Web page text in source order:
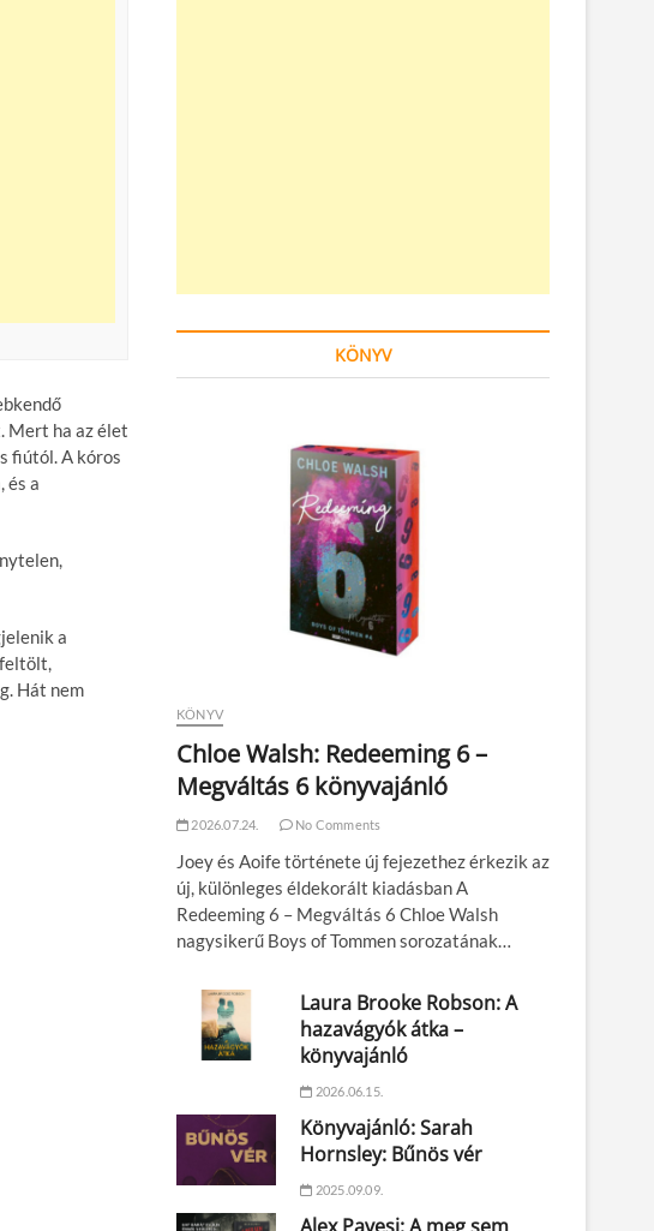
Mert ha az élet
fiútól. A kóros
és a
a
feltölt,
Hát nem
KÖNYV
KÖNYV
Chloe Walsh: Redeeming 6 –
Megváltás 6 könyvajánló
2026.07.24. No Comments
Joey és Aoife története új fejezethez érkezik az
új, különleges éldekorált kiadásban A
Redeeming 6 – Megváltás 6 Chloe Walsh
nagysikerű Boys of Tommen sorozatának…
Laura Brooke Robson: A
hazavágyók átka –
könyvajánló
2026.06.15.
Könyvajánló: Sarah
Hornsley: Bűnös vér
2025.09.09.